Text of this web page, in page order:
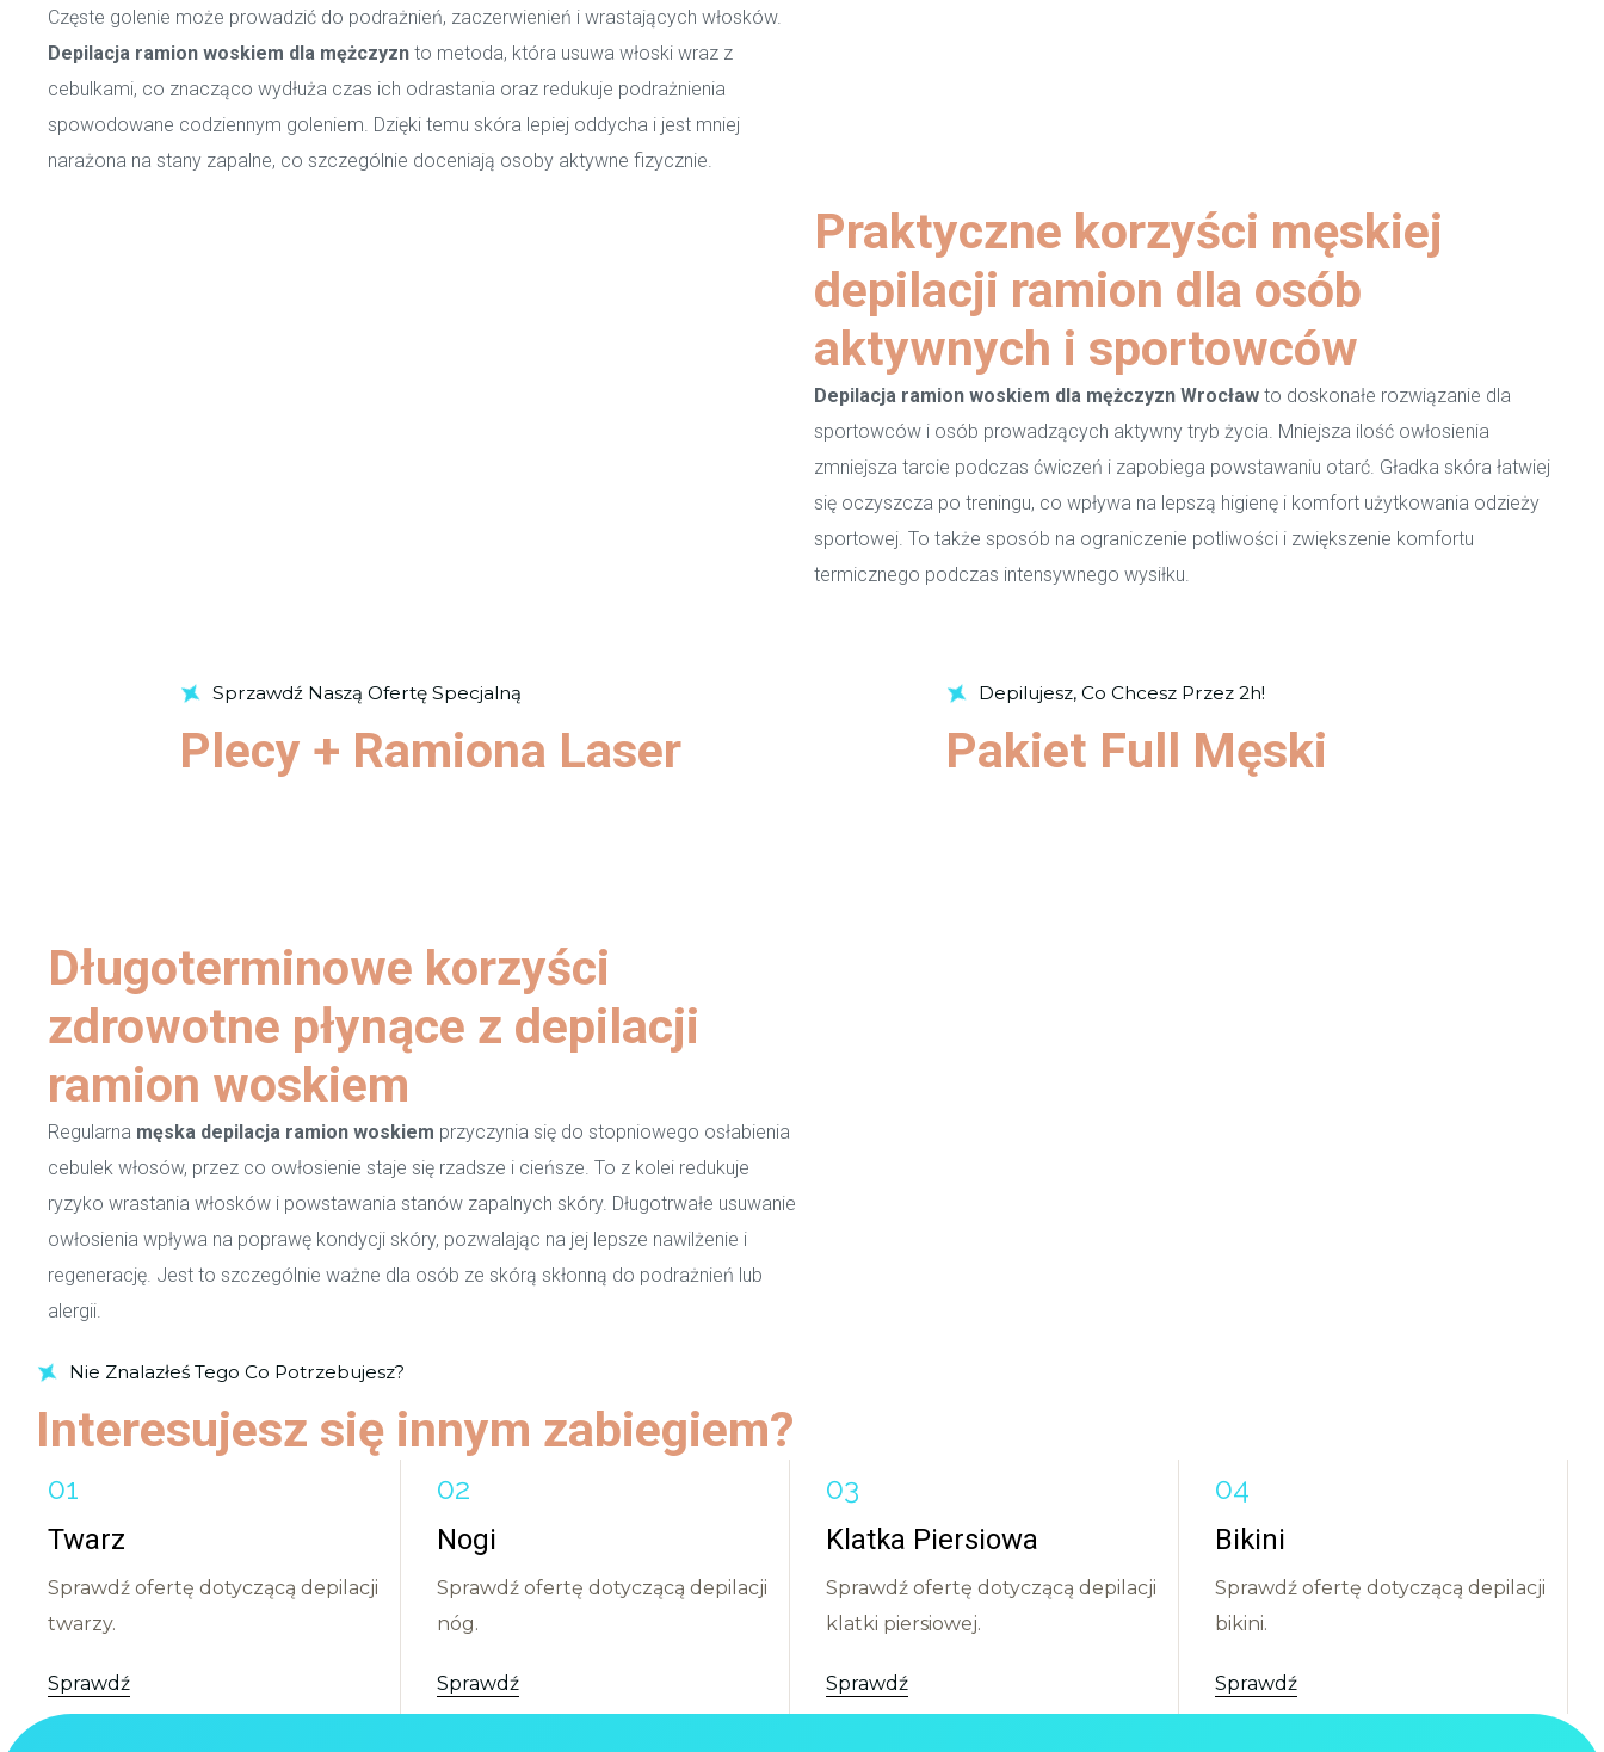
Częste golenie może prowadzić do podrażnień, zaczerwienień i wrastających włosków.
Depilacja ramion woskiem dla mężczyzn to metoda, która usuwa włoski wraz z
cebulkami, co znacząco wydłuża czas ich odrastania oraz redukuje podrażnienia
spowodowane codziennym goleniem. Dzięki temu skóra lepiej oddycha i jest mniej
narażona na stany zapalne, co szczególnie doceniają osoby aktywne fizycznie.
Praktyczne korzyści męskiej
depilacji ramion dla osób
aktywnych i sportowców
Depilacja ramion woskiem dla mężczyzn Wrocław to doskonałe rozwiązanie dla
sportowców i osób prowadzących aktywny tryb życia. Mniejsza ilość owłosienia
zmniejsza tarcie podczas ćwiczeń i zapobiega powstawaniu otarć. Gładka skóra łatwiej
się oczyszcza po treningu, co wpływa na lepszą higienę i komfort użytkowania odzieży
sportowej. To także sposób na ograniczenie potliwości i zwiększenie komfortu
termicznego podczas intensywnego wysiłku.
Sprzawdź Naszą Ofertę Specjalną
Plecy + Ramiona Laser
Depilujesz, Co Chcesz Przez 2h!
Pakiet Full Męski
Długoterminowe korzyści
zdrowotne płynące z depilacji
ramion woskiem
Regularna męska depilacja ramion woskiem przyczynia się do stopniowego osłabienia
cebulek włosów, przez co owłosienie staje się rzadsze i cieńsze. To z kolei redukuje
ryzyko wrastania włosków i powstawania stanów zapalnych skóry. Długotrwałe usuwanie
owłosienia wpływa na poprawę kondycji skóry, pozwalając na jej lepsze nawilżenie i
regenerację. Jest to szczególnie ważne dla osób ze skórą skłonną do podrażnień lub
alergii.
Nie Znalazłeś Tego Co Potrzebujesz?
Interesujesz się innym zabiegiem?
Twarz
Sprawdź ofertę dotyczącą depilacji
twarzy.
Sprawdź
Nogi
Sprawdź ofertę dotyczącą depilacji
nóg.
Sprawdź
Klatka Piersiowa
Sprawdź ofertę dotyczącą depilacji
klatki piersiowej.
Sprawdź
Bikini
Sprawdź ofertę dotyczącą depilacji
bikini.
Sprawdź